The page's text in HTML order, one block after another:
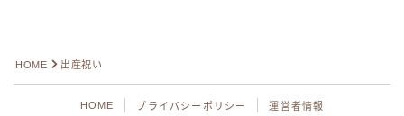
HOME 出産祝い
HOME プライバシーポリシー 運営者情報